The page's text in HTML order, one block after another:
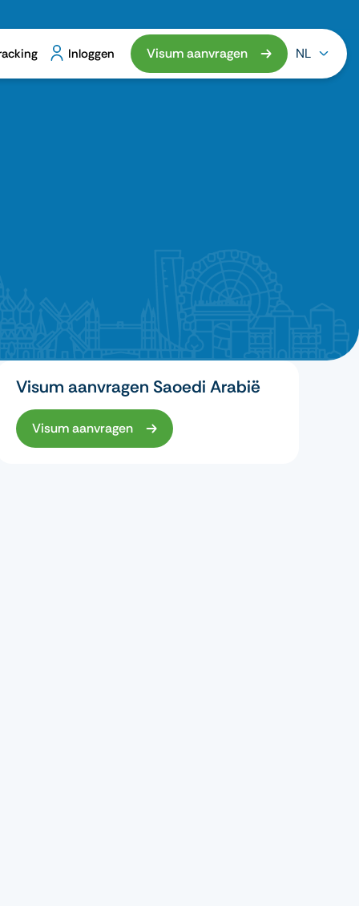
Inloggen Visum aanvragen NL
Visum aanvragen Saoedi Arabië
Visum aanvragen